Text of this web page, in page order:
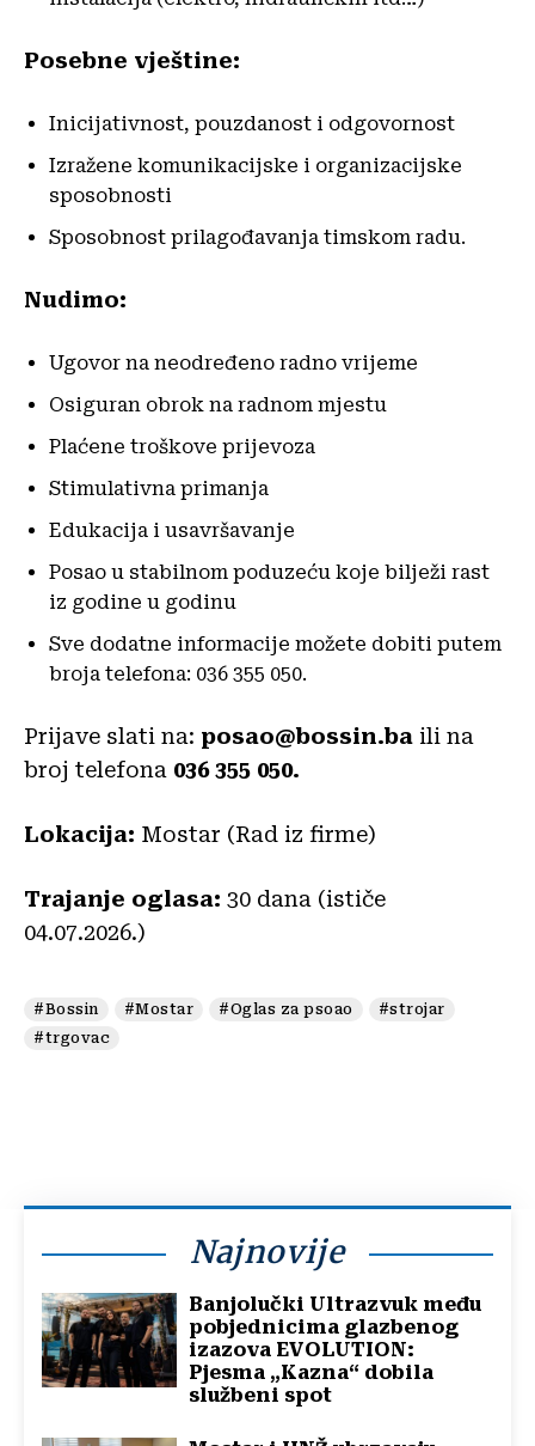
Posebne vještine:
Inicijativnost, pouzdanost i odgovornost
Izražene komunikacijske i organizacijske
sposobnosti
Sposobnost prilagođavanja timskom radu.
Nudimo:
Ugovor na neodređeno radno vrijeme
Osiguran obrok na radnom mjestu
Plaćene troškove prijevoza
Stimulativna primanja
Edukacija i usavršavanje
Posao u stabilnom poduzeću koje bilježi rast
iz godine u godinu
Sve dodatne informacije možete dobiti putem
broja telefona: 036 355 050.
Prijave slati na: posao@bossin.ba ili na
broj telefona 036 355 050.
Lokacija: Mostar (Rad iz firme)
Trajanje oglasa: 30 dana (ističe
04.07.2026.)
#Bossin #Mostar #Oglas za psoao
#strojar
#trgovac
Najnovije
Banjolučki Ultrazvuk među
pobjednicima glazbenog
izazova EVOLUTION:
Pjesma „Kazna“ dobila
službeni spot